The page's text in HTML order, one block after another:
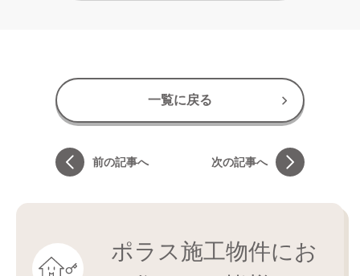
前の記事へ
一覧に戻る
次の記事へ
ポラス施工物件にお